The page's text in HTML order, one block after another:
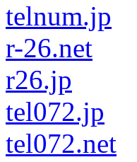
telnum.jp
r-26.net
r26.jp
tel072.jp
tel072.net